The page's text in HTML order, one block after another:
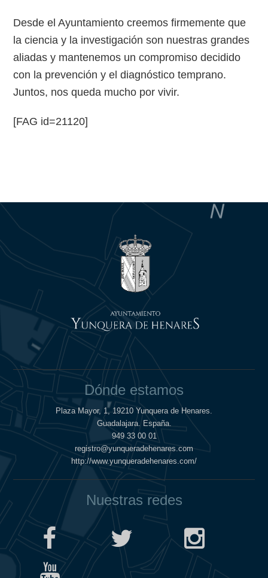
Desde el Ayuntamiento creemos firmemente que
la ciencia y la investigación son nuestras grandes
aliadas y mantenemos un compromiso decidido
con la prevención y el diagnóstico temprano.
Juntos, nos queda mucho por vivir.
[FAG id=21120]
Dónde estamos
Plaza Mayor, 1, 19210 Yunquera de Henares.
Guadalajara. España.
949 33 00 01
registro@yunqueradehenares.com
http://www.yunqueradehenares.com/
Nuestras redes